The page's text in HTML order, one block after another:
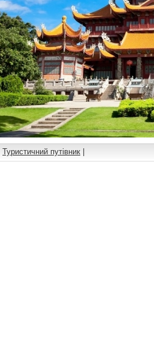
Туристичний путівник